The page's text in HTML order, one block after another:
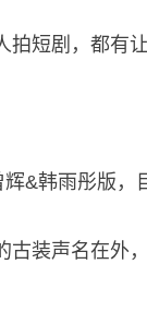
短剧，都有
&韩雨彤版，
装声名在外